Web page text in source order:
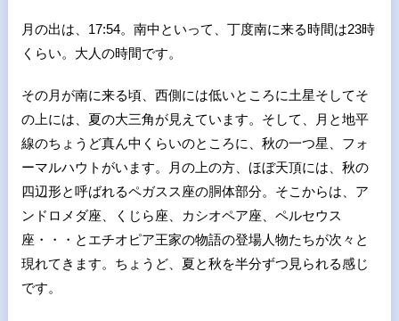
月の出は、 17:54。南中といって、丁度南に来る時間は23時
くらい。大人の時間です。
その月が南に来る頃、西側には低いところに土星そしてそ
の上には、夏の大三角が見えています。そして、月と地平
線のちょうど真ん中くらいのところに、秋の一つ星、フォ
ーマルハウトがいます。月の上の方、ほぼ天頂には、秋の
四辺形と呼ばれるペガスス座の胴体部分。そこからは、ア
ンドロメダ座、くじら座、カシオペア座、ペルセウス
座・・・とエチオピア王家の物語の登場人物たちが次々と
現れてきます。ちょうど、夏と秋を半分ずつ見られる感じ
です。